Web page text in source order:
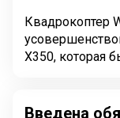
Квадрокоптер
X350, которая
Введена